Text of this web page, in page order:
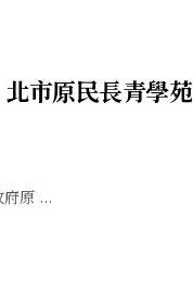
市原民長青學苑
原 ...